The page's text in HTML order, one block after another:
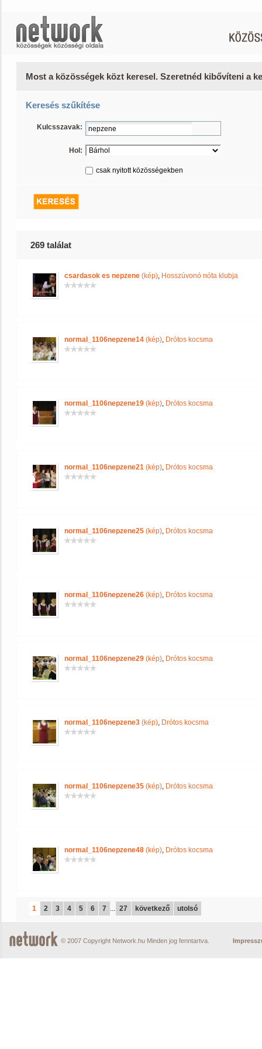
Most a közösségek közt keresel. Szeretnéd kibővíteni a
Keresés szűkítése
Kulcsszavak:
Hol:
csak nyitott közösségekben
269 találat
csardasok es nepzene (kép), Hosszúvonó nóta klubja
normal_1106nepzene14 (kép), Drótos kocsma
normal_1106nepzene19 (kép), Drótos kocsma
normal_1106nepzene21 (kép), Drótos kocsma
normal_1106nepzene25 (kép), Drótos kocsma
normal_1106nepzene26 (kép), Drótos kocsma
normal_1106nepzene29 (kép), Drótos kocsma
normal_1106nepzene3 (kép), Drótos kocsma
normal_1106nepzene35 (kép), Drótos kocsma
normal_1106nepzene48 (kép), Drótos kocsma
1 2 3 4 5 6 7 ... 27 következő utolsó
© 2007 Copyright Network.hu Minden jog fenntartva.